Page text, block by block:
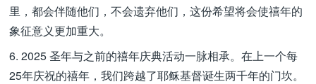
里，都会伴随他们，不会遗弃他们，这份希望将会使禧年的
象征意义更加重大。
6. 2025 圣年与之前的禧年庆典活动一脉相承。在上一个每
25年庆祝的禧年，我们跨越了耶稣基督诞生两千年的门坎。